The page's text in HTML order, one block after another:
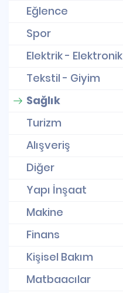
Eğlence
Spor
Elektrik - Elektronik
Tekstil - Giyim
Sağlık
Turizm
Alışveriş
Diğer
Yapı İnşaat
Makine
Finans
Kişisel Bakım
Matbaacılar